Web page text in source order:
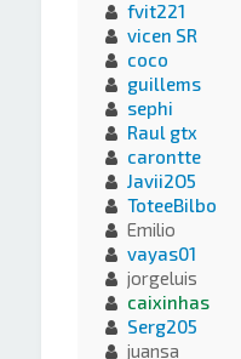
fvit221
vicen SR
coco
guillems
sephi
Raul gtx
carontte
Javii2O5
ToteeBilbo
Emilio
vayas01
jorgeluis
caixinhas
Serg205
juansa